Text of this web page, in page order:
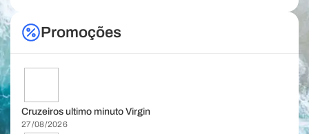
Promoções
Cruzeiros ultimo minuto Virgin
27/08/2026